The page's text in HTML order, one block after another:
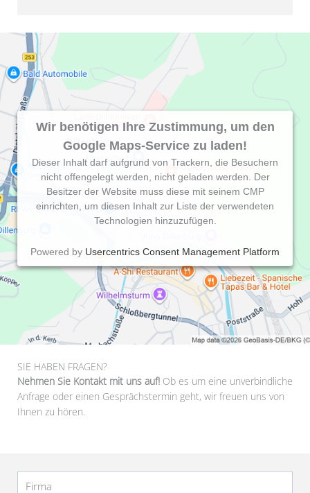
Wir benötigen Ihre Zustimmung, um den
Google Maps-Service zu laden!
Dieser Inhalt darf aufgrund von Trackern, die Besuchern
nicht offengelegt werden, nicht geladen werden. Der
Besitzer der Website muss diese mit seinem CMP
einrichten, um diesen Inhalt zur Liste der verwendeten
Technologien hinzuzufügen.
Powered by Usercentrics Consent Management Platform
SIE HABEN FRAGEN?
Nehmen Sie Kontakt mit uns auf! Ob es um eine unverbindliche
Anfrage oder einen Gesprächstermin geht, wir freuen uns von
Ihnen zu hören.